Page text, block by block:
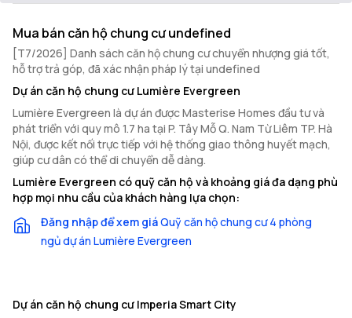
Mua bán căn hộ chung cư undefined
[T7/2026] Danh sách căn hộ chung cư chuyển nhượng giá tốt,
hỗ trợ trả góp, đã xác nhận pháp lý tại undefined
Dự án căn hộ chung cư Lumière Evergreen
Lumière Evergreen là dự án được Masterise Homes đầu tư và
phát triển với quy mô 1.7 ha tại P. Tây Mỗ Q. Nam Từ Liêm TP. Hà
Nội, được kết nối trực tiếp với hệ thống giao thông huyết mạch,
giúp cư dân có thể di chuyển dễ dàng.
Lumière Evergreen có quỹ căn hộ và khoảng giá đa dạng phù
hợp mọi nhu cầu của khách hàng lựa chọn:
Đăng nhập để xem giáQuỹ căn hộ chung cư 4 phòng
ngủ dự án Lumière Evergreen
Dự án căn hộ chung cư Imperia Smart City